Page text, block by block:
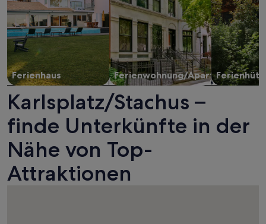
Ferienhaus Ferienwohnung/Apartment
Karlsplatz/Stachus –
finde Unterkünfte in der
Nähe von Top-
Attraktionen